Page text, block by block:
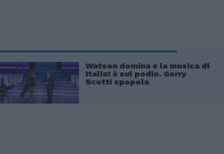
Watson domina e la musica di
Italia1 è sul podio. Gerry
Scotti spopola